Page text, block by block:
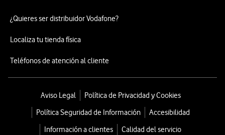
¿Quieres ser distribuidor Vodafone?
Localiza tu tienda física
Teléfonos de atención al cliente
Aviso Legal
Política de Privacidad y Cookies
Política Seguridad de Información
Accesibilidad
Información a clientes
Calidad del servicio